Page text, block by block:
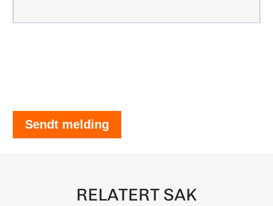
Sendt melding
RELATERT SAK